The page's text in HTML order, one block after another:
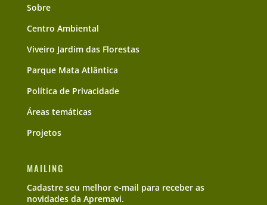
Sobre
Centro Ambiental
Viveiro Jardim das Florestas
Parque Mata Atlântica
Política de Privacidade
Áreas temáticas
Projetos
MAILING
Cadastre seu melhor e-mail para receber as
novidades da Apremavi.